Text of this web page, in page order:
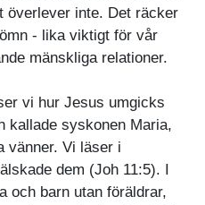
överlever inte. Det räcker
- lika viktigt för vår
mänskliga relationer.
vi hur Jesus umgicks
kallade syskonen Maria,
vänner. Vi läser i
dem (Joh 11:5). I
och barn utan föräldrar,